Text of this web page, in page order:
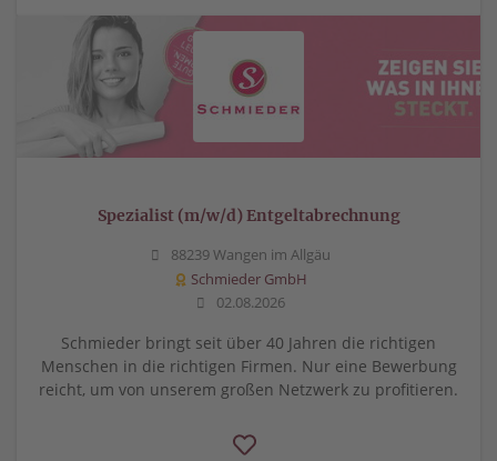
Spezialist (m/w/d) Entgeltabrechnung
88239 Wangen im Allgäu
Schmieder GmbH
02.08.2026
Schmieder bringt seit über 40 Jahren die richtigen
Menschen in die richtigen Firmen. Nur eine Bewerbung
reicht, um von unserem großen Netzwerk zu profitieren.